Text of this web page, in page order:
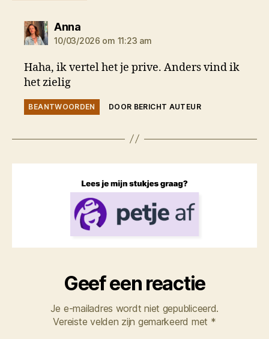
Annazegt:
10/03/2026 om 11:23 am
Haha, ik vertel het je prive. Anders vind ik
het zielig
BEANTWOORDEN DOOR BERICHT AUTEUR
Geef een reactie
Je e-mailadres wordt niet gepubliceerd.
Vereiste velden zijn gemarkeerd met *